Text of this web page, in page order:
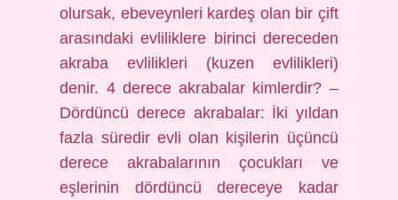
olursak, ebeveynleri kardeş olan bir çift
arasındaki evliliklere birinci dereceden
akraba evlilikleri (kuzen evlilikleri)
denir. 4 derece akrabalar kimlerdir? –
Dördüncü derece akrabalar: İki yıldan
fazla süredir evli olan kişilerin üçüncü
derece akrabalarının çocukları ve
eşlerinin dördüncü dereceye kadar